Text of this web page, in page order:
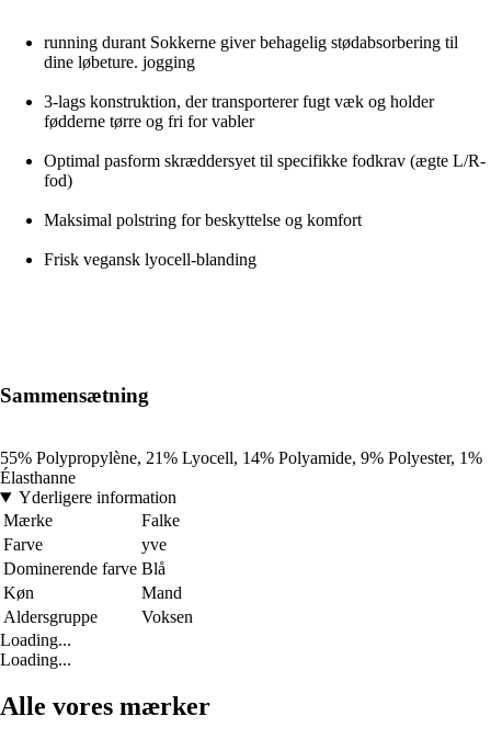
running durant Sokkerne giver behagelig stødabsorbering til
dine løbeture. jogging
3-lags konstruktion, der transporterer fugt væk og holder
fødderne tørre og fri for vabler
Optimal pasform skræddersyet til specifikke fodkrav (ægte L/R-
fod)
Maksimal polstring for beskyttelse og komfort
Frisk vegansk lyocell-blanding
Sammensætning
55% Polypropylène, 21% Lyocell, 14% Polyamide, 9% Polyester, 1%
Élasthanne
Yderligere information
Mærke
Falke
Farve
yve
Dominerende farve Blå
Køn
Mand
Aldersgruppe
Voksen
Loading...
Loading...
Alle vores mærker